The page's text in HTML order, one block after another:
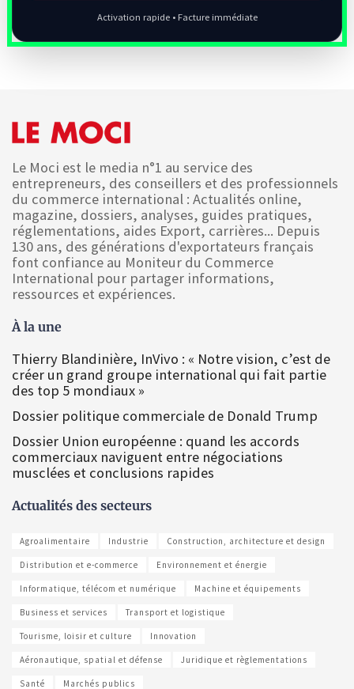
Activation rapide • Facture immédiate
Le Moci est le media n°1 au service des
entrepreneurs, des conseillers et des professionnels
du commerce international : Actualités online,
magazine, dossiers, analyses, guides pratiques,
réglementations, aides Export, carrières... Depuis
130 ans, des générations d'exportateurs français
font confiance au Moniteur du Commerce
International pour partager informations,
ressources et expériences.
À la une
Thierry Blandinière, InVivo : « Notre vision, c’est de
créer un grand groupe international qui fait partie
des top 5 mondiaux »
Dossier politique commerciale de Donald Trump
Dossier Union européenne : quand les accords
commerciaux naviguent entre négociations
musclées et conclusions rapides
Actualités des secteurs
Agroalimentaire Industrie Construction, architecture et design
Distribution et e-commerce Environnement et énergie
Informatique, télécom et numérique Machine et équipements
Business et services Transport et logistique
Tourisme, loisir et culture Innovation
Aéronautique, spatial et défense Juridique et règlementations
Santé Marchés publics